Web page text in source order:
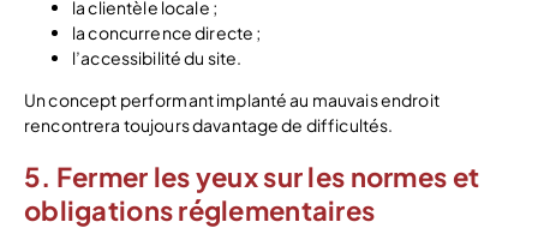
la clientèle locale ;
la concurrence directe ;
l’accessibilité du site.
Un concept performant implanté au mauvais endroit
rencontrera toujours davantage de difficultés.
5. Fermer les yeux sur les normes et
obligations réglementaires